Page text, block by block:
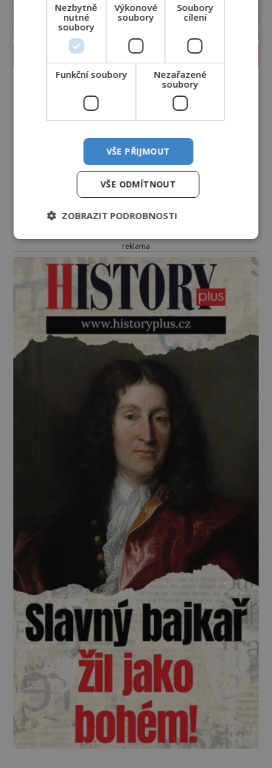
PROLISTOVAT ČASOPIS
reklama
Nezbytně
nutné
soubory
Výkonové
soubory
Soubory
cílení
Funkční soubory
Nezařazené
soubory
VŠE PŘIJMOUT
VŠE ODMÍTNOUT
ZOBRAZIT PODROBNOSTI